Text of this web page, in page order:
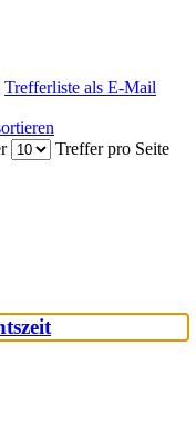
Trefferliste als E-Mail
Treffer pro Seite